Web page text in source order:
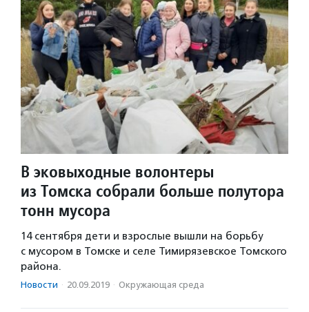
В эковыходные волонтеры
из Томска собрали больше полутора
тонн мусора
14 сентября дети и взрослые вышли на борьбу
с мусором в Томске и селе Тимирязевское Томского
района.
Новости · 20.09.2019 · Окружающая среда